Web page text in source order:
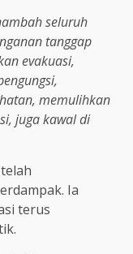
seluruh
tanggap
evakuasi,
memulihkan
juga kawal di
Ia
terus